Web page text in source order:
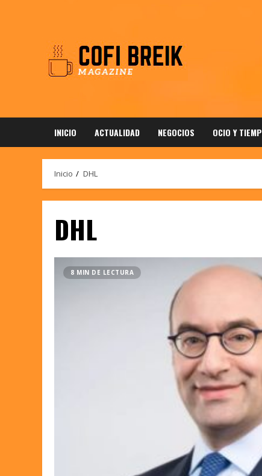
INICIO ACTUALIDAD NEGOCIOS OCIO Y
Inicio DHL
DHL
8 MIN DE LECTURA